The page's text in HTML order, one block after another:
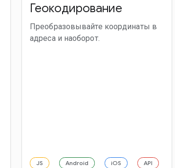
Геокодирование
Преобразовывайте координаты в
адреса и наоборот.
JS Android iOS API